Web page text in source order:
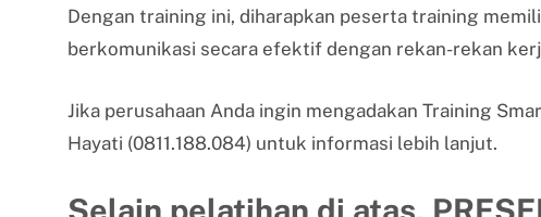
Dengan training ini, diharapkan peserta training
berkomunikasi secara efektif dengan rekan-rekan
Jika perusahaan Anda ingin mengadakan Training
Hayati (0811.188.084) untuk informasi lebih lanjut.
Selain pelatihan di atas,